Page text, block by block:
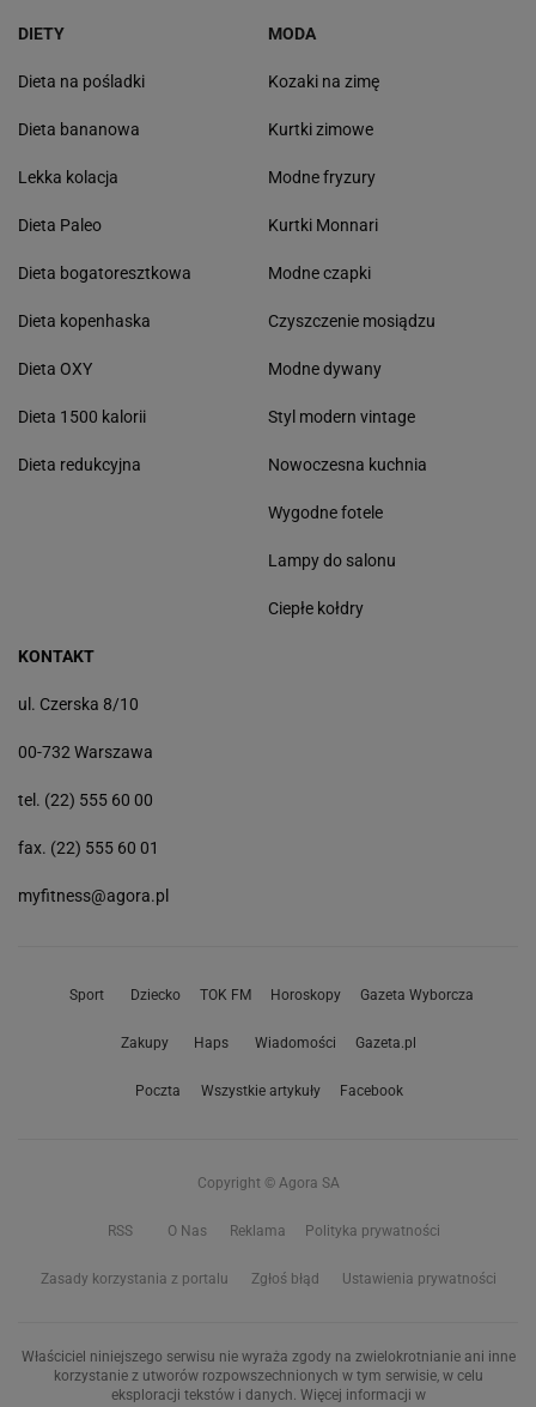
DIETY
Dieta na pośladki
Dieta bananowa
Lekka kolacja
Dieta Paleo
Dieta bogatoresztkowa
Dieta kopenhaska
Dieta OXY
Dieta 1500 kalorii
Dieta redukcyjna
MODA
Kozaki na zimę
Kurtki zimowe
Modne fryzury
Kurtki Monnari
Modne czapki
Czyszczenie mosiądzu
Modne dywany
Styl modern vintage
Nowoczesna kuchnia
Wygodne fotele
Lampy do salonu
Ciepłe kołdry
KONTAKT
ul. Czerska 8/10
00-732 Warszawa
tel. (22) 555 60 00
fax. (22) 555 60 01
myfitness@agora.pl
Sport Dziecko TOK FM Horoskopy Gazeta Wyborcza
Zakupy Haps Wiadomości Gazeta.pl
Poczta Wszystkie artykuły Facebook
Copyright © Agora SA
RSS O Nas Reklama Polityka prywatności
Zasady korzystania z portalu Zgłoś błąd Ustawienia prywatności
Właściciel niniejszego serwisu nie wyraża zgody na zwielokrotnianie ani inne
korzystanie z utworów rozpowszechnionych w tym serwisie, w celu
eksploracji tekstów i danych. Więcej informacji w